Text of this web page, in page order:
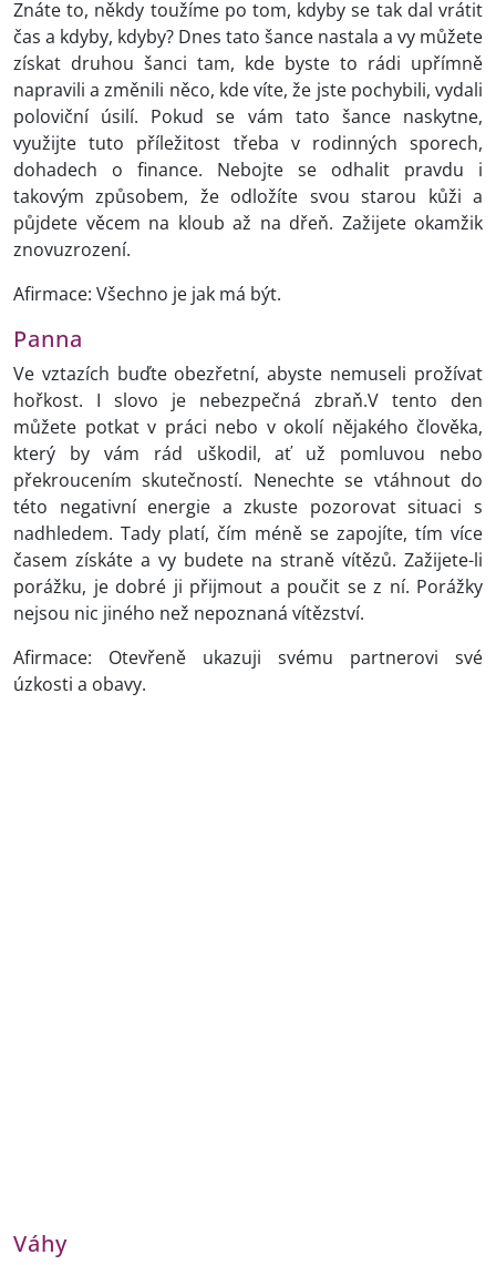
Znáte to, někdy toužíme po tom, kdyby se tak dal vrátit
čas a kdyby, kdyby? Dnes tato šance nastala a vy můžete
získat druhou šanci tam, kde byste to rádi upřímně
napravili a změnili něco, kde víte, že jste pochybili, vydali
poloviční úsilí. Pokud se vám tato šance naskytne,
využijte tuto příležitost třeba v rodinných sporech,
dohadech o finance. Nebojte se odhalit pravdu i
takovým způsobem, že odložíte svou starou kůži a
půjdete věcem na kloub až na dřeň. Zažijete okamžik
znovuzrození.
Afirmace: Všechno je jak má být.
Panna
Ve vztazích buďte obezřetní, abyste nemuseli prožívat
hořkost. I slovo je nebezpečná zbraň.V tento den
můžete potkat v práci nebo v okolí nějakého člověka,
který by vám rád uškodil, ať už pomluvou nebo
překroucením skutečností. Nenechte se vtáhnout do
této negativní energie a zkuste pozorovat situaci s
nadhledem. Tady platí, čím méně se zapojíte, tím více
časem získáte a vy budete na straně vítězů. Zažijete-li
porážku, je dobré ji přijmout a poučit se z ní. Porážky
nejsou nic jiného než nepoznaná vítězství.
Afirmace: Otevřeně ukazuji svému partnerovi své
úzkosti a obavy.
Váhy